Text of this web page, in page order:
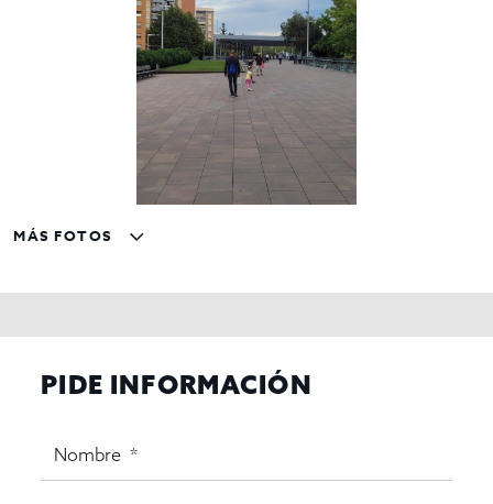
MÁS FOTOS
PIDE INFORMACIÓN